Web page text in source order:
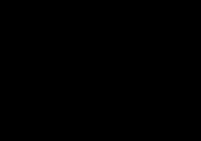
понятный и